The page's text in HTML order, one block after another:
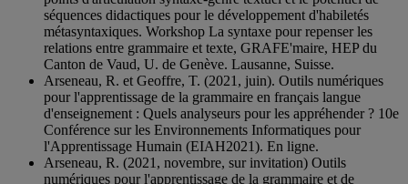
séquences didactiques pour le développement d'habiletés
métasyntaxiques. Workshop La syntaxe pour repenser les
relations entre grammaire et texte, GRAFE'maire, HEP du
Canton de Vaud, U. de Genève. Lausanne, Suisse.
Arseneau, R. et Geoffre, T. (2021, juin). Outils numériques
pour l'apprentissage de la grammaire en français langue
d'enseignement : Quels analyseurs pour les appréhender ? 10e
Conférence sur les Environnements Informatiques pour
l'Apprentissage Humain (EIAH2021). En ligne.
Arseneau, R. (2021, novembre, sur invitation) Outils
numériques pour l'apprentissage de la grammaire et de